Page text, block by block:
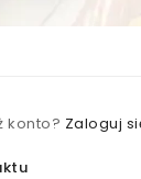
konto? Zaloguj